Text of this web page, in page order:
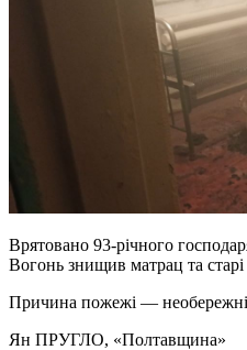
Врятовано 93-річного
Вогонь знищив матрац та старі
Причина пожежі —
Ян ПРУГЛО, «Полтавщина»